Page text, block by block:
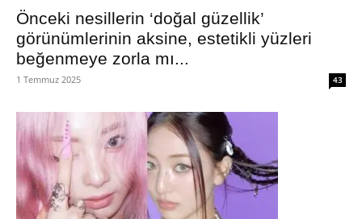
Önceki nesillerin ‘doğal güzellik’
görünümlerinin aksine, estetikli yüzleri
beğenmeye zorla mı...
1 Temmuz 2025 43